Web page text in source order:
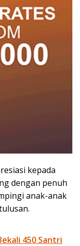
kepada
dengan penuh
anak-anak
450 Santri